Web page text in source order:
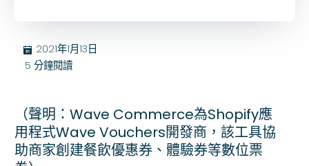
בּ 2021年1月13日
5 分鐘閱讀
（聲明：Wave Commerce為Shopify應
用程式Wave Vouchers開發商，該工具協
助商家創建餐飲優惠券、體驗券等數位票